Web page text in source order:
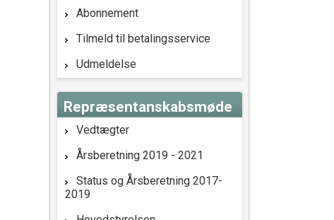
Abonnement
Tilmeld til betalingsservice
Udmeldelse
Repræsentanskabsmøde
Vedtægter
Årsberetning 2019 - 2021
Status og Årsberetning 2017-
2019